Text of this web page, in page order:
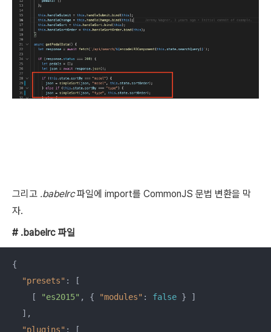
그리고 .babelrc파일에 import를 CommonJS 문법 변환을 막
자.
# .babelrc 파일
{
"presets" : [
    [
"es2015" , { "modules" : false } ]
  ],
"plugins" : [